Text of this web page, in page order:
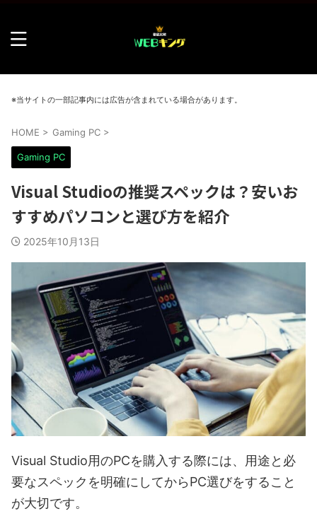
※当サイトの一部記事内には広告が含まれている場合があります。
HOME > Gaming PC >
Gaming PC
Visual Studioの推奨スペックは？安いお
すすめパソコンと選び方を紹介
2025年10月13日
Visual Studio用のPCを購入する際には、用途と必
要なスペックを明確にしてからPC選びをすること
が大切です。